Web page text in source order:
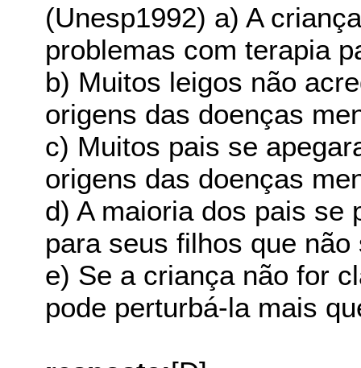
(Unesp1992) a) A
problemas com terapia
b) Muitos leigos não
origens das doenças
c) Muitos pais se
origens das doenças
d) A maioria dos pais se
para seus filhos que
e) Se a criança não for
pode perturbá-la mais